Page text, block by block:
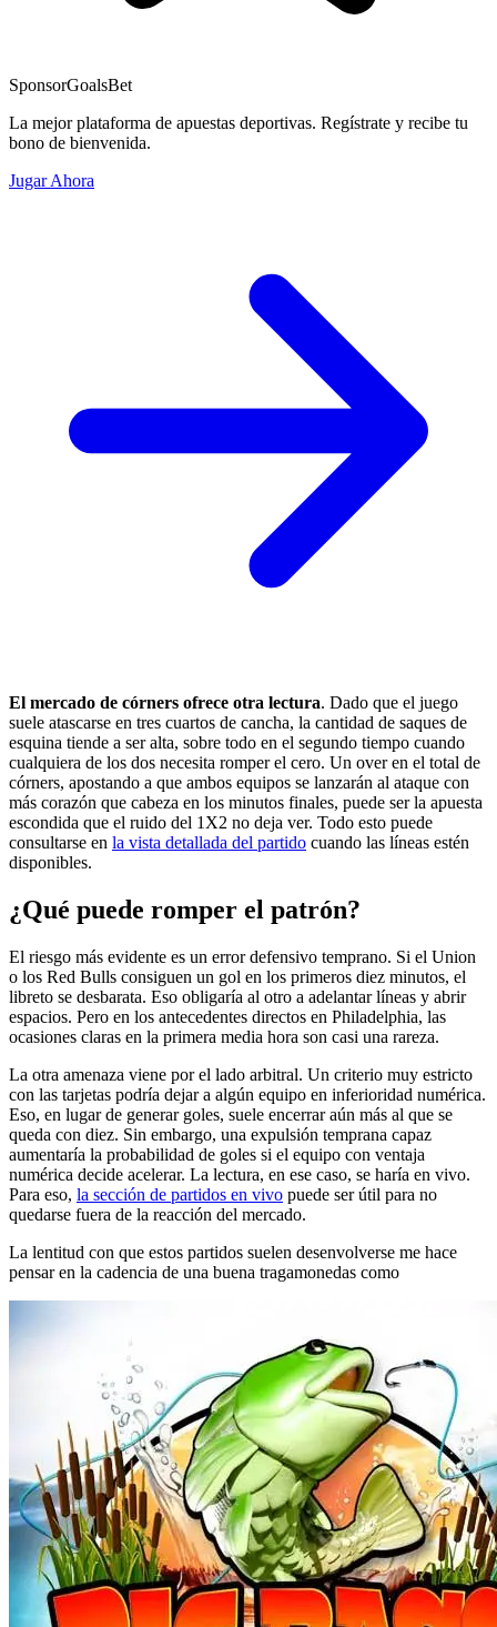
SponsorGoalsBet
La mejor plataforma de apuestas deportivas. Regístrate y recibe tu
bono de bienvenida.
Jugar Ahora
El mercado de córners ofrece otra lectura. Dado que el juego
suele atascarse en tres cuartos de cancha, la cantidad de saques de
esquina tiende a ser alta, sobre todo en el segundo tiempo cuando
cualquiera de los dos necesita romper el cero. Un over en el total de
córners, apostando a que ambos equipos se lanzarán al ataque con
más corazón que cabeza en los minutos finales, puede ser la apuesta
escondida que el ruido del 1X2 no deja ver. Todo esto puede
consultarse en la vista detallada del partido cuando las líneas estén
disponibles.
¿Qué puede romper el patrón?
El riesgo más evidente es un error defensivo temprano. Si el Union
o los Red Bulls consiguen un gol en los primeros diez minutos, el
libreto se desbarata. Eso obligaría al otro a adelantar líneas y abrir
espacios. Pero en los antecedentes directos en Philadelphia, las
ocasiones claras en la primera media hora son casi una rareza.
La otra amenaza viene por el lado arbitral. Un criterio muy estricto
con las tarjetas podría dejar a algún equipo en inferioridad numérica.
Eso, en lugar de generar goles, suele encerrar aún más al que se
queda con diez. Sin embargo, una expulsión temprana capaz
aumentaría la probabilidad de goles si el equipo con ventaja
numérica decide acelerar. La lectura, en ese caso, se haría en vivo.
Para eso, la sección de partidos en vivo puede ser útil para no
quedarse fuera de la reacción del mercado.
La lentitud con que estos partidos suelen desenvolverse me hace
pensar en la cadencia de una buena tragamonedas como